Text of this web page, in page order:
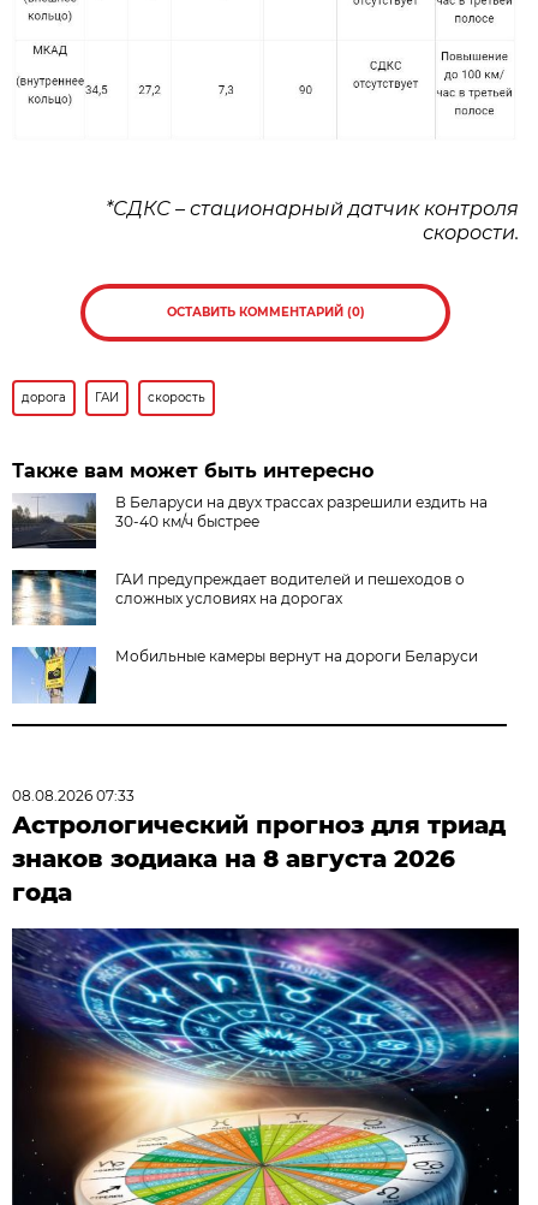
*СДКС – стационарный датчик контроля
скорости.
ОСТАВИТЬ КОММЕНТАРИЙ (0)
дорога ГАИ скорость
Также вам может быть интересно
В Беларуси на двух трассах разрешили ездить на
30-40 км/ч быстрее
ГАИ предупреждает водителей и пешеходов о
сложных условиях на дорогах
Мобильные камеры вернут на дороги Беларуси
08.08.2026 07:33
Астрологический прогноз для триад
знаков зодиака на 8 августа 2026
года